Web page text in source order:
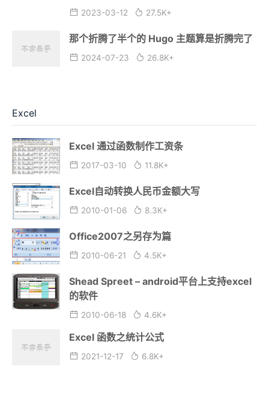
2023-03-12 27.5K+
那个折腾了半个的 Hugo 主题算是折腾完了
2024-07-23 26.8K+
Excel
Excel 通过函数制作工资条
2017-03-10 11.8K+
Excel自动转换人民币金额大写
2010-01-06 8.3K+
Office2007之另存为篇
2010-06-21 4.5K+
Shead Spreet – android平台上支持excel
的软件
2010-06-18 4.6K+
Excel 函数之统计公式
2021-12-17 6.8K+